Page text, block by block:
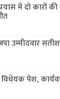
में दो कारों
उम्मीदवार
पेश,